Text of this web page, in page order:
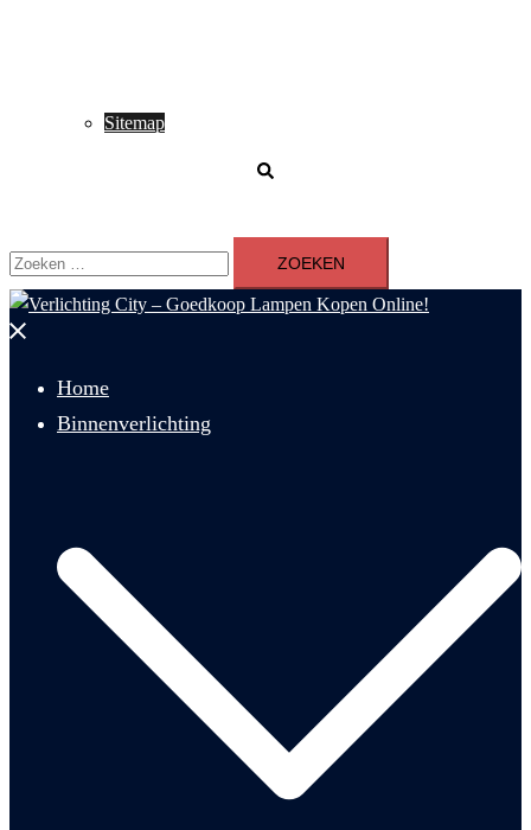
Sitemap
Zoeken
naar:
Menu
Home
Binnenverlichting